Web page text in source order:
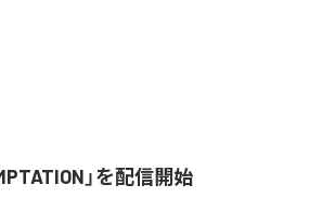
」を配信開始